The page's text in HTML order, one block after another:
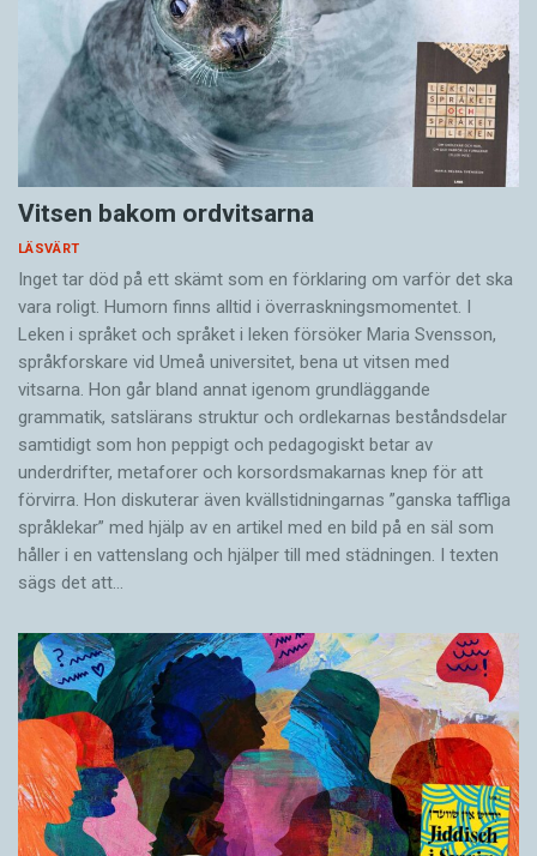
Vitsen bakom ordvitsarna
LÄSVÄRT
Inget tar död på ett skämt som en förklaring om varför det ska
vara roligt. Humorn finns alltid i överrask­ningsmomentet. I
Leken i språket och språket i leken för­söker Maria Svensson,
språkforskare vid Umeå universitet, bena ut vitsen med
vitsarna. Hon går bland annat igenom grundläggande
grammatik, satslärans struktur och ord­lekarnas beståndsdelar
samtidigt som hon peppigt och pedagogiskt betar av
underdrifter, meta­forer och korsords­makarnas knep för att
förvirra. Hon diskuterar även ­kvällstidningarnas ”ganska taffliga
språklekar” med hjälp av en artikel med en bild på en säl som
håller i en vatten­slang och hjälper till med städningen. I ­texten
sägs det att…